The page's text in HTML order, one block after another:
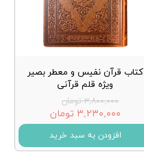
کتاب قرآن نفیس و معطر بصیر
ویژه قلم قرآنی
۳,۸۰۰,۰۰۰ تومان
۳,۲۳۰,۰۰۰ تومان
افزودن به سبد خرید